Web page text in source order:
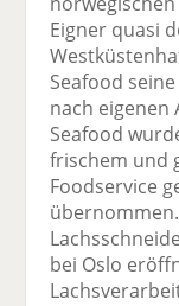
Eigner quasi
Seafood
nach eigenen
Seafood
frischem und
Foodservice
bei Oslo